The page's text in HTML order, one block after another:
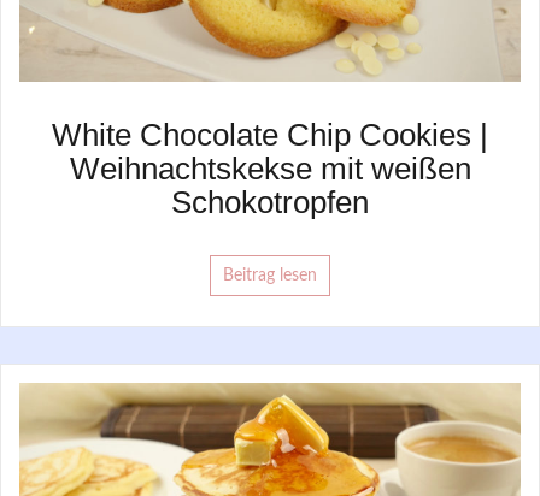
White Chocolate Chip Cookies |
Weihnachtskekse mit weißen
Schokotropfen
Beitrag lesen